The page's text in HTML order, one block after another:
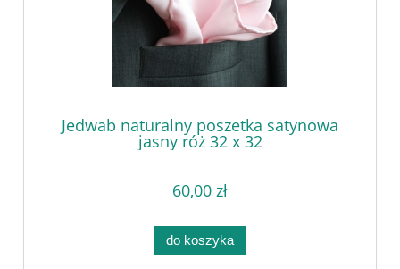
Jedwab naturalny poszetka satynowa
jasny róż 32 x 32
60,00 zł
do koszyka